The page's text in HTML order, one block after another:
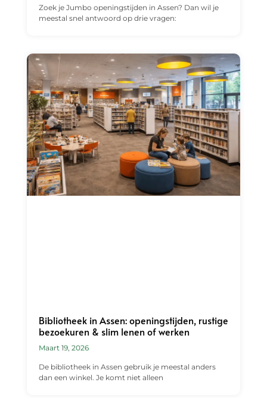
Zoek je Jumbo openingstijden in Assen? Dan wil je
meestal snel antwoord op drie vragen:
Bibliotheek in Assen: openingstijden, rustige
bezoekuren & slim lenen of werken
Maart 19, 2026
De bibliotheek in Assen gebruik je meestal anders
dan een winkel. Je komt niet alleen